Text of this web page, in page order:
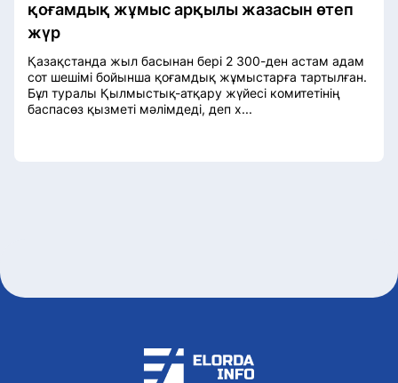
қоғамдық жұмыс арқылы жазасын өтеп
жүр
Қазақстанда жыл басынан бері 2 300-ден астам адам
сот шешімі бойынша қоғамдық жұмыстарға тартылған.
Бұл туралы Қылмыстық-атқару жүйесі комитетінің
баспасөз қызметі мәлімдеді, деп х...